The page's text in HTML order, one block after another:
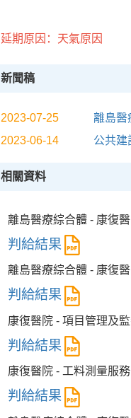
延期原因：天氣原因
新聞稿
2023-07-25
離島醫
2023-06-14
公共建
相關資料
離島醫療綜合體 - 康復
判給結果
離島醫療綜合體 - 康復
判給結果
康復醫院 - 項目管理及
判給結果
康復醫院 - 工料測量服務
判給結果